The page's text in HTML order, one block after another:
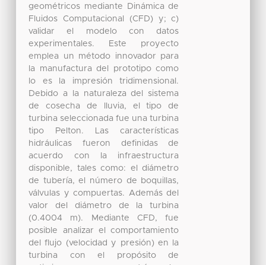
geométricos mediante Dinámica de
Fluidos Computacional (CFD) y; c)
validar el modelo con datos
experimentales. Este proyecto
emplea un método innovador para
la manufactura del prototipo como
lo es la impresión tridimensional.
Debido a la naturaleza del sistema
de cosecha de lluvia, el tipo de
turbina seleccionada fue una turbina
tipo Pelton. Las características
hidráulicas fueron definidas de
acuerdo con la infraestructura
disponible, tales como: el diámetro
de tubería, el número de boquillas,
válvulas y compuertas. Además del
valor del diámetro de la turbina
(0.4004 m). Mediante CFD, fue
posible analizar el comportamiento
del flujo (velocidad y presión) en la
turbina con el propósito de